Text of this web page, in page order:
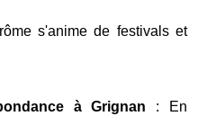
s'anime de festivals et
à Grignan : En